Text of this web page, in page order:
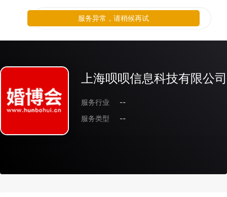
上海呗呗信息科技有限公司
服务行业
--
服务类型
--
服务异常，请稍候再试